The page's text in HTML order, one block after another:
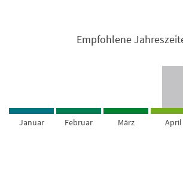
Empfohlene
Januar Februar März April